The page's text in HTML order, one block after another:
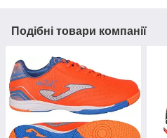
Подібні товари компанії